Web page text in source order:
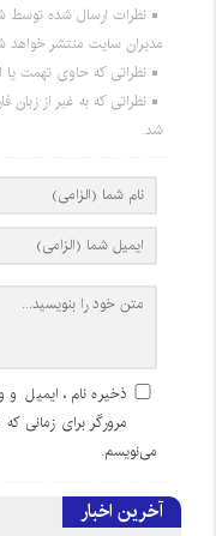
نظرات ارسال شده توسط
مدیران سایت منتشر خواهد
نظراتی که حاوی تهمت یا
نظراتی که به غیر از زبان
شد.
ذخیره نام، ایمیل
مرورگر برای زمانی که
می‌نویسم.
آخرین اخبار